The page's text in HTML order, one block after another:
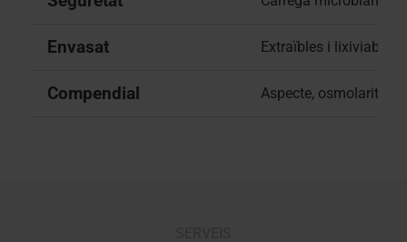
Envasat Extraïbles i lixiviables,
Compendial Aspecte, osmolaritat,